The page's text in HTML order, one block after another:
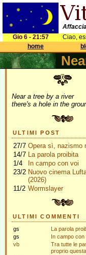
Gio 6 - 21:57
Ciao,
home
Near a tree by a river
there's a hole in the
ULTIMI POST
27/7 Opera sì, nazismo
14/7 La parola proibita
1/4
In campo con voi
23/2 Nuovo cinema
(2026)
11/2 Wormslayer
ULTIMI COMMENTI
gs
La parola
gs
In campo con
vb
Tra tutte le
proprio questa